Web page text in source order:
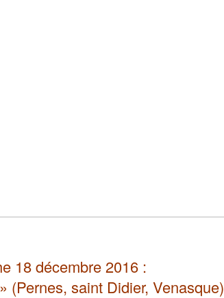
18 décembre 2016 :
(Pernes, saint Didier, Venasque)